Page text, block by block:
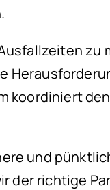
koordiniert
und
richtige